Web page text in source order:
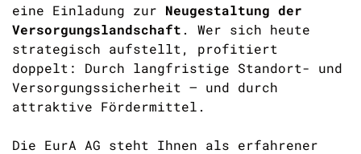
eine Einladung zur Neugestaltung der
Versorgungslandschaft . Wer sich heute
strategisch aufstellt, profitiert
doppelt: Durch langfristige Standort- und
Versorgungssicherheit – und durch
attraktive Fördermittel.
Die EurA AG steht Ihnen als erfahrener